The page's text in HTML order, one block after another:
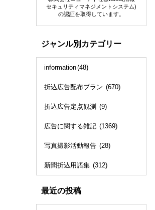
セキュリティマネジメントシステム)
の認証を取得しています。
ジャンル別カテゴリー
information(48)
折込広告配布プラン (670)
折込広告定点観測 (9)
広告に関する雑記 (1369)
写真撮影活動報告 (28)
新聞折込用語集 (312)
最近の投稿